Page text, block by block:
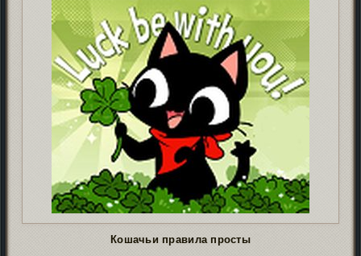
Кошачьи правила просты